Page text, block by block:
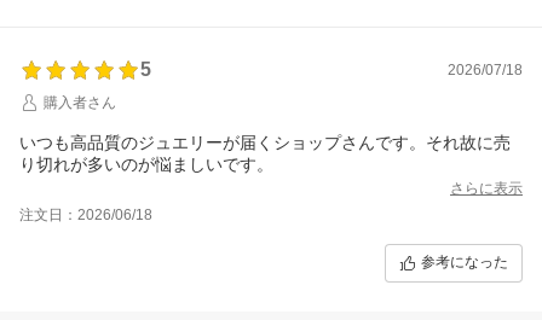
5
2026/07/18
購入者さん
いつも高品質のジュエリーが届くショップさんです。それ故に売
り切れが多いのが悩ましいです。
さらに表示
注文日：2026/06/18
参考になった